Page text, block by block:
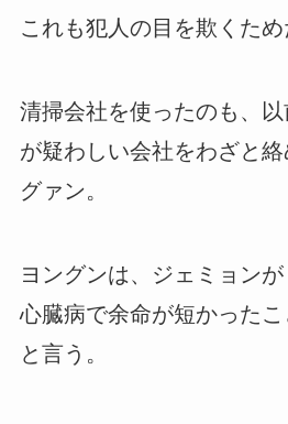
これも犯人の目を欺くため
清掃会社を使ったのも、
が疑わしい会社をわざと
グァン。
ヨングンは、ジェミョンが
心臓病で余命が短かった
と言う。